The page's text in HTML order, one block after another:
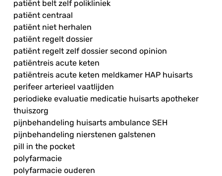
patiënt belt zelf polikliniek
patiënt centraal
patiënt niet herhalen
patiënt regelt dossier
patiënt regelt zelf dossier second opinion
patiëntreis acute keten
patiëntreis acute keten meldkamer HAP huisarts
perifeer arterieel vaatlijden
periodieke evaluatie medicatie huisarts apotheker
thuiszorg
pijnbehandeling huisarts ambulance SEH
pijnbehandeling nierstenen galstenen
pill in the pocket
polyfarmacie
polyfarmacie ouderen